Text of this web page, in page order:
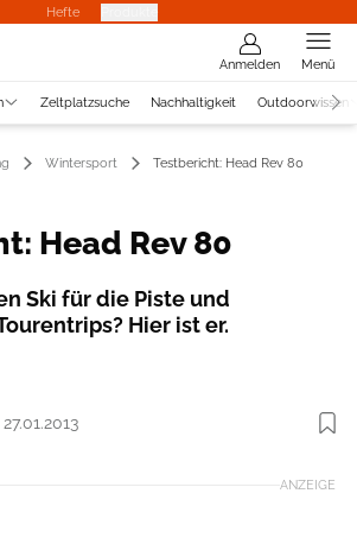
Hefte
Anmelden Menü
Zeltplatzsuche Nachhaltigkeit Outdoorwissen
Wintersport Testbericht: Head Rev 80
Head Rev 80
Ski für die Piste und
Hier ist er.
Foto: Head
ANZEIGE